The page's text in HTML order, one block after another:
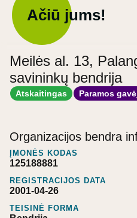
Ačiū jums!
Meilės al. 13,
savininkų bendrija
Atskaitingas Paramos
Organizacijos bendra
ĮMONĖS KODAS
125188881
REGISTRACIJOS DATA
2001-04-26
TEISINĖ FORMA